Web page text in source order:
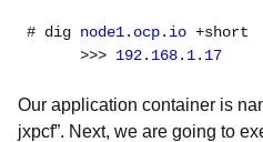
# dig node1.ocp.io +short
      >>>
192.168.1.17
Our application container is
jxpcf”. Next, we are going to